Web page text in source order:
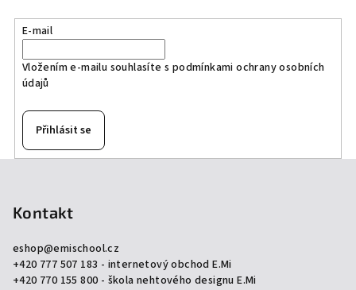
E-mail
Vložením e-mailu souhlasíte s podmínkami ochrany osobních
údajů
Přihlásit se
Kontakt
eshop@emischool.cz
+420 777 507 183 - internetový obchod E.Mi
+420 770 155 800 - škola nehtového designu E.Mi